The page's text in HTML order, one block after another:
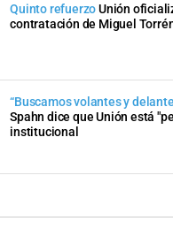
Quinto refuerzoUnión
contratación de Miguel
“Buscamos volantes y
Spahn dice que Unión está
institucional